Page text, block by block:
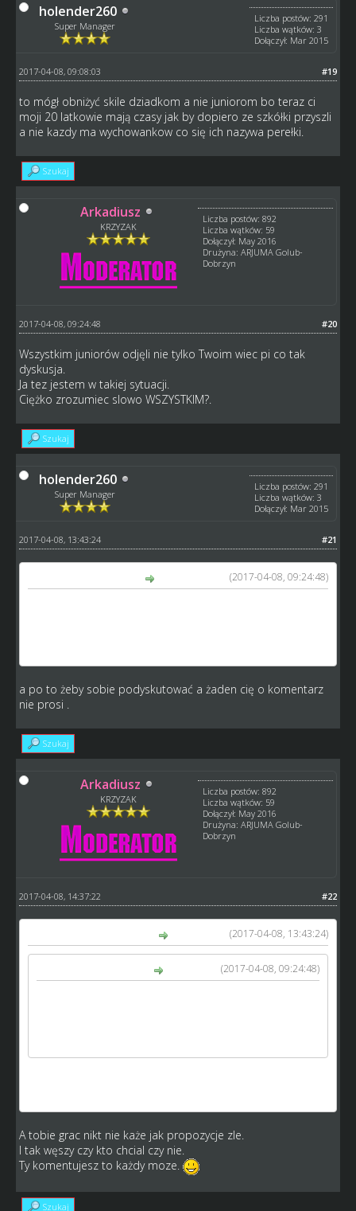
holender260
Super Manager
Liczba postów: 291
Liczba wątków: 3
Dołączył: Mar 2015
#19
2017-04-08, 09:08:03
to mógł obniżyć skile dziadkom a nie juniorom bo teraz ci
moji 20 latkowie mają czasy jak by dopiero ze szkółki przyszli
a nie kazdy ma wychowankow co się ich nazywa perełki.
Szukaj
Arkadiusz
KRZYZAK
Liczba postów: 892
Liczba wątków: 59
Dołączył: May 2016
Drużyna: ARJUMA Golub-
Dobrzyn
#20
2017-04-08, 09:24:48
Wszystkim juniorów odjęli nie tylko Twoim wiec pi co tak
dyskusja.
Ja tez jestem w takiej sytuacji.
Ciężko zrozumiec slowo WSZYSTKIM?.
Szukaj
holender260
Super Manager
Liczba postów: 291
Liczba wątków: 3
Dołączył: Mar 2015
#21
2017-04-08, 13:43:24
(2017-04-08, 09:24:48)
a po to żeby sobie podyskutować a żaden cię o komentarz
nie prosi .
Szukaj
Arkadiusz
KRZYZAK
Liczba postów: 892
Liczba wątków: 59
Dołączył: May 2016
Drużyna: ARJUMA Golub-
Dobrzyn
#22
2017-04-08, 14:37:22
(2017-04-08, 13:43:24)
(2017-04-08, 09:24:48)
A tobie grac nikt nie każe jak propozycje zle.
I tak węszy czy kto chcial czy nie.
Ty komentujesz to każdy moze.
Szukaj